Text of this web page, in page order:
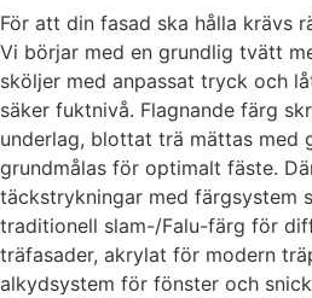
För att din fasad ska hålla krävs
Vi börjar med en grundlig tvätt
sköljer med anpassat tryck och
säker fuktnivå. Flagnande färg
underlag, blottat trä mättas med
grundmålas för optimalt fäste.
täckstrykningar med färgsystem
traditionell slam-/Falu-färg för
träfasader, akrylat för modern
alkydsystem för fönster och